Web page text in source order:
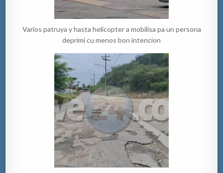
Varios patruya y hasta helicopter a mobilisa pa un persona
deprimi cu menos bon intencion